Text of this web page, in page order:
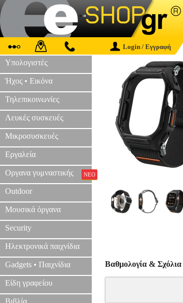
Login / Εγγραφή
Υπολογιστές
Ήχος • Εικόνα
Τηλεπικοινωνίες
Λευκές συσκευές
Μικροσυσκευές
Εργαλεία
Οργανα γυμναστικής ΝΕΟ
Outdoor
Μουσικά όργανα
Security
Ηλεκτρονικά παιχνίδια
Gadgets • Παιχνίδια
Είδη γραφείου
Βιβλία
Βαθμολογία & Σχόλια